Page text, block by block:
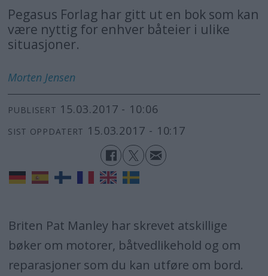
Pegasus Forlag har gitt ut en bok som kan
være nyttig for enhver båteier i ulike
situasjoner.
Morten Jensen
PUBLISERT 15.03.2017 - 10:06
SIST OPPDATERT 15.03.2017 - 10:17
Briten Pat Manley har skrevet atskillige
bøker om motorer, båtvedlikehold og om
reparasjoner som du kan utføre om bord.